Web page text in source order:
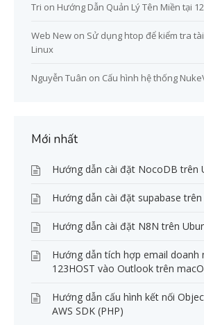
Tri on Hướng Dẫn Quản Lý Tên Miền tại
Web New on Sử dụng htop để kiểm tra
Linux
Nguyễn Tuân on Cấu hình hệ thống
Mới nhất
Hướng dẫn cài đặt NocoDB trên
Hướng dẫn cài đặt supabase
Hướng dẫn cài đặt N8N trên
Hướng dẫn tích hợp email doanh
123HOST vào Outlook trên
Hướng dẫn cấu hình kết nối
AWS SDK (PHP)